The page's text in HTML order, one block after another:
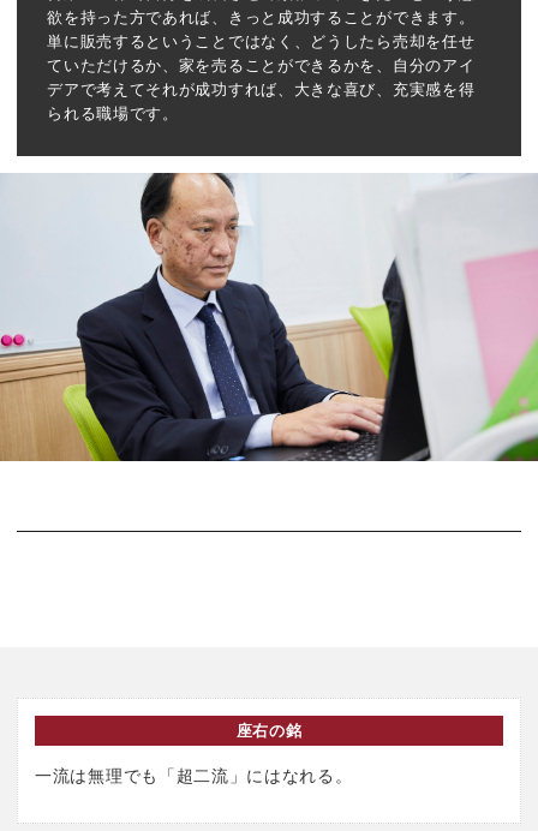
欲を持った方であれば、きっと成功することができます。
単に販売するということではなく、どうしたら売却を任せ
ていただけるか、家を売ることができるかを、自分のアイ
デアで考えてそれが成功すれば、大きな喜び、充実感を得
られる職場です。
座右の銘
一流は無理でも「超二流」にはなれる。